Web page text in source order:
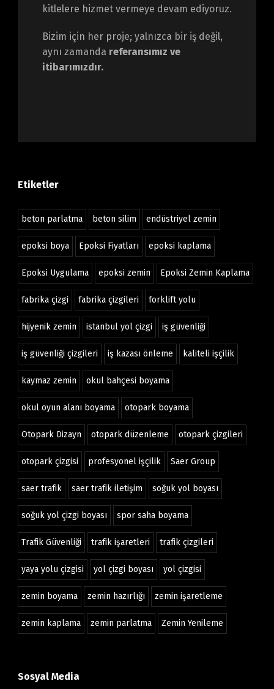
kitlelere hizmet vermeye devam ediyoruz.
Bizim için her proje; yalnızca bir iş değil,
aynı zamanda referansımız ve
itibarımızdır.
Etiketler
beton parlatma beton silim endüstriyel zemin
epoksi boya Epoksi Fiyatları epoksi kaplama
Epoksi Uygulama epoksi zemin Epoksi Zemin Kaplama
fabrika çizgi fabrika çizgileri forklift yolu
hijyenik zemin istanbul yol çizgi iş güvenliği
iş güvenliği çizgileri iş kazası önleme kaliteli işçilik
kaymaz zemin okul bahçesi boyama
okul oyun alanı boyama otopark boyama
Otopark Dizayn otopark düzenleme otopark çizgileri
otopark çizgisi profesyonel işçilik Saer Group
saer trafik saer trafik iletişim soğuk yol boyası
soğuk yol çizgi boyası spor saha boyama
Trafik Güvenliği trafik işaretleri trafik çizgileri
yaya yolu çizgisi yol çizgi boyası yol çizgisi
zemin boyama zemin hazırlığı zemin işaretleme
zemin kaplama zemin parlatma Zemin Yenileme
Sosyal Media